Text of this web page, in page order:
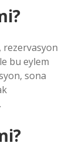
rezervasyon
bu eylem
sona